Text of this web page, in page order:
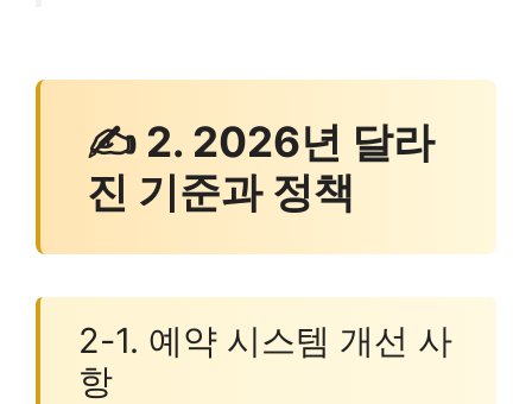
✍ 2. 2026년 달라
진 기준과 정책
2-1. 예약 시스템 개선 사
항